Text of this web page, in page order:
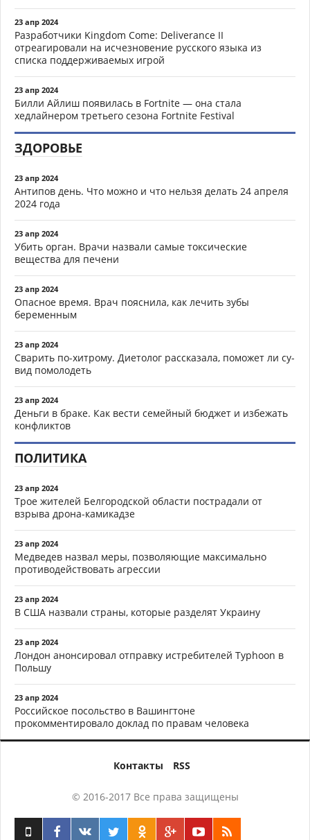
23 апр 2024
Разработчики Kingdom Come: Deliverance II
отреагировали на исчезновение русского языка из
списка поддерживаемых игрой
23 апр 2024
Билли Айлиш появилась в Fortnite — она стала
хедлайнером третьего сезона Fortnite Festival
ЗДОРОВЬЕ
23 апр 2024
Антипов день. Что можно и что нельзя делать 24 апреля
2024 года
23 апр 2024
Убить орган. Врачи назвали самые токсические
вещества для печени
23 апр 2024
Опасное время. Врач пояснила, как лечить зубы
беременным
23 апр 2024
Сварить по-хитрому. Диетолог рассказала, поможет ли су-
вид помолодеть
23 апр 2024
Деньги в браке. Как вести семейный бюджет и избежать
конфликтов
ПОЛИТИКА
23 апр 2024
Трое жителей Белгородской области пострадали от
взрыва дрона-камикадзе
23 апр 2024
Медведев назвал меры, позволяющие максимально
противодействовать агрессии
23 апр 2024
В США назвали страны, которые разделят Украину
23 апр 2024
Лондон анонсировал отправку истребителей Typhoon в
Польшу
23 апр 2024
Российское посольство в Вашингтоне
прокомментировало доклад по правам человека
Контакты RSS
© 2016-2017 Все права защищены